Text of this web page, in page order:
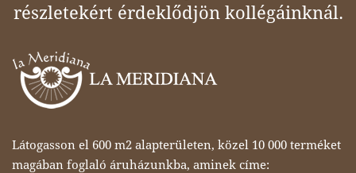
részletekért érdeklődjön kollégáinknál.
Látogasson el 600 m2 alapterületen, közel 10 000 terméket
magában foglaló áruházunkba, aminek címe: